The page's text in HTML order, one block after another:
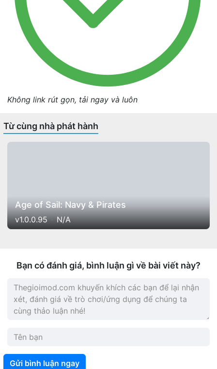
Không link rút gọn, tải ngay và luôn
Từ cùng nhà phát hành
Age of Sail: Navy & Pirates
v1.0.0.95 N/A
Bạn có đánh giá, bình luận gì về bài viết này?
Gửi bình luận ngay